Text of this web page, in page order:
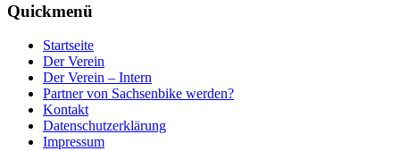
Quickmenü
Startseite
Der Verein
Der Verein – Intern
Partner von Sachsenbike werden?
Kontakt
Datenschutzerklärung
Impressum